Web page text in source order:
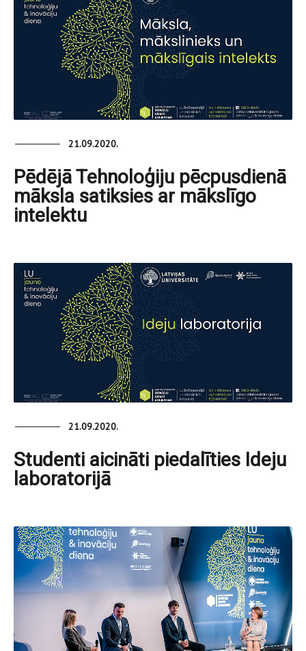
21.09.2020.
Pēdējā Tehnoloģiju pēcpusdienā
māksla satiksies ar mākslīgo
intelektu
21.09.2020.
Studenti aicināti piedalīties Ideju
laboratorijā